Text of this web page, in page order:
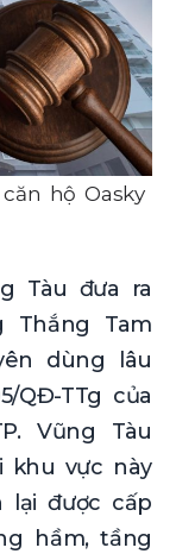
hộ Oasky
Tàu đưa ra
Thắng Tam
dùng lâu
QĐ-TTg của
Vũng Tàu
khu vực này
lại được cấp
hầm, tầng